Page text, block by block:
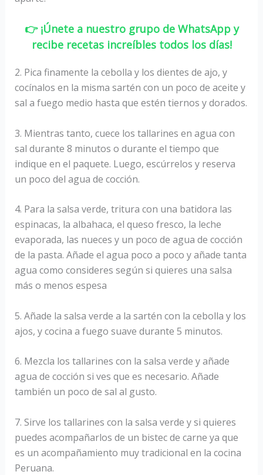
👉 ¡Únete a nuestro grupo de WhatsApp y
recibe recetas increíbles todos los días!
2. Pica finamente la cebolla y los dientes de ajo, y
cocínalos en la misma sartén con un poco de aceite y
sal a fuego medio hasta que estén tiernos y dorados.
3. Mientras tanto, cuece los tallarines en agua con
sal durante 8 minutos o durante el tiempo que
indique en el paquete. Luego, escúrrelos y reserva
un poco del agua de cocción.
4. Para la salsa verde, tritura con una batidora las
espinacas, la albahaca, el queso fresco, la leche
evaporada, las nueces y un poco de agua de cocción
de la pasta. Añade el agua poco a poco y añade tanta
agua como consideres según si quieres una salsa
más o menos espesa
5. Añade la salsa verde a la sartén con la cebolla y los
ajos, y cocina a fuego suave durante 5 minutos.
6. Mezcla los tallarines con la salsa verde y añade
agua de cocción si ves que es necesario. Añade
también un poco de sal al gusto.
7. Sirve los tallarines con la salsa verde y si quieres
puedes acompañarlos de un bistec de carne ya que
es un acompañamiento muy tradicional en la cocina
Peruana.